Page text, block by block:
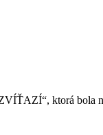
ktorá bola